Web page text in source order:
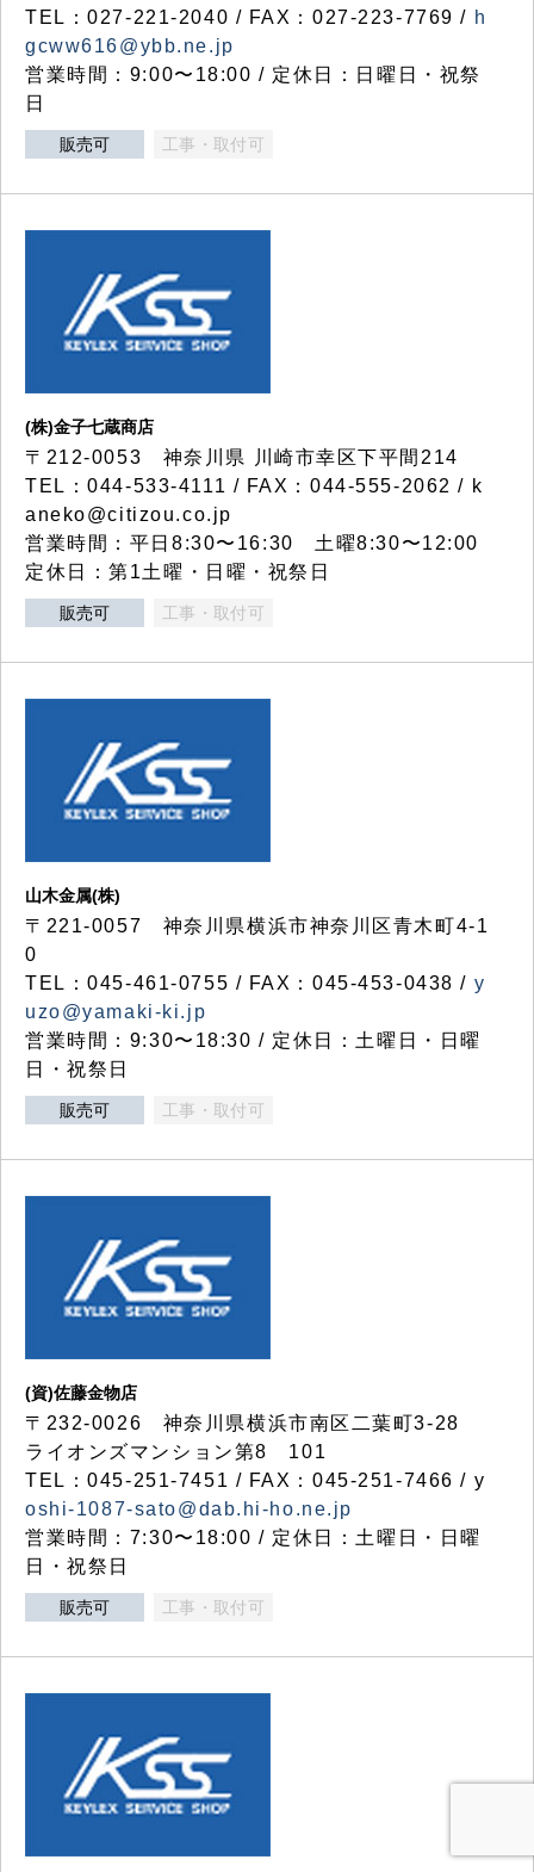
TEL：027-221-2040 / FAX：027-223-7769 / h
gcww616@ybb.ne.jp
営業時間：9:00〜18:00 / 定休日：日曜日・祝祭
日
販売可 工事・取付可
(株)金子七蔵商店
〒212-0053 神奈川県 川崎市幸区下平間214
TEL：044-533-4111 / FAX：044-555-2062 / k
aneko@citizou.co.jp
営業時間：平日8:30〜16:30 土曜8:30〜12:00
定休日：第1土曜・日曜・祝祭日
販売可 工事・取付可
山木金属(株)
〒221-0057 神奈川県横浜市神奈川区青木町4-1
0
TEL：045-461-0755 / FAX：045-453-0438 / y
uzo@yamaki-ki.jp
営業時間：9:30〜18:30 / 定休日：土曜日・日曜
日・祝祭日
販売可 工事・取付可
(資)佐藤金物店
〒232-0026 神奈川県横浜市南区二葉町3-28
ライオンズマンション第8 101
TEL：045-251-7451 / FAX：045-251-7466 / y
oshi-1087-sato@dab.hi-ho.ne.jp
営業時間：7:30〜18:00 / 定休日：土曜日・日曜
日・祝祭日
販売可 工事・取付可